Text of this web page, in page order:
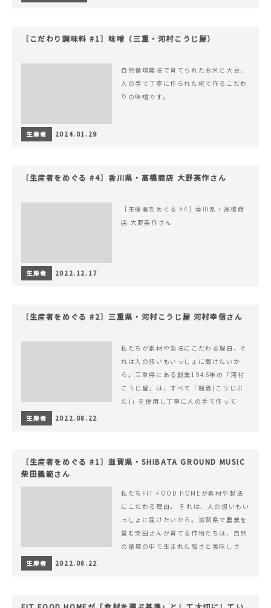
［こだわり調味料 #1］味噌（三重・河村こうじ屋）
自然循環農法で育てられたお米と大豆、
人の手で丁寧に作られた糀で作るこだわ
りの味噌です。
生産者 2024.01.29
［生産者をめぐる #4］香川県・高橋商店 大野英作さん
［生産者をめぐる #4］香川県・高橋商
店 大野英作さん
生産者 2022.12.17
［生産者をめぐる #2］三重県・河村こうじ屋 河村幸信さん
私たちが素材や製法にこだわる理由、そ
れは人の想いもいっしょに届けたいか
ら。三重県にある創業1946年の「河村
こうじ屋」は、すべて「麹蓋(こうじぶ
た)」を使用し丁寧に人の手で作ってい
生産者 2022.08.22
［生産者をめぐる #1］滋賀県・SHIBATA GROUND MUSIC
柴田義範さん
私たちFIT FOOD HOMEが素材や製法
にこだわる理由。 それは、人の想いもい
っしょに届けたいから。滋賀県で農業を
営む柴田さんが育てる作物たちは、自然
の循環の中で生まれた強さと美味しさを
生産者 2022.08.22